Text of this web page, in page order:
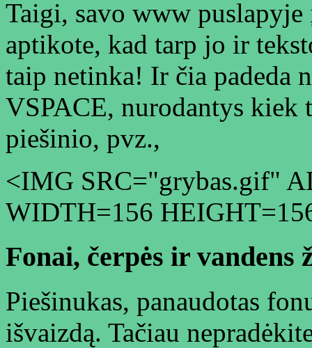
Taigi, savo www
aptikote, kad tarp jo ir
taip netinka! Ir čia padeda
VSPACE, nurodantys kiek
piešinio, pvz.,
<IMG SRC="grybas.gif"
WIDTH=156
Fonai, čerpės ir vandens
Piešinukas, panaudotas
išvaizdą. Tačiau